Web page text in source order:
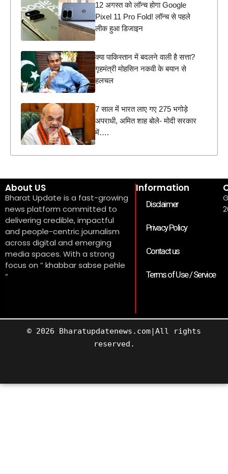
12 अगस्त को लॉन्च होगा Google
Pixel 11 Pro Fold! लॉन्च से पहले
लीक हुआ डिजाइन
क्या पाकिस्तान में बदलने वाली है सत्ता?
गृहमंत्री मोहसिन नकवी के बयान से
हलचल
7 साल में भारत लाए गए 275 भगोड़े
अपराधी, अमित शाह बोले- मोदी सरकार
में….
About US
Bharat Update is a fast-growing
news platform committed to
delivering credible, impactful
and people-centric journalism
across digital and emerging
media spaces. With a strong
focus on ” khabbar sabse pehle
“
Information
Disclaimer
Privacy Policy
Contact us
Terms of Use / Service
© 2026 Bharatupdatenews.com|All rights
reserved.